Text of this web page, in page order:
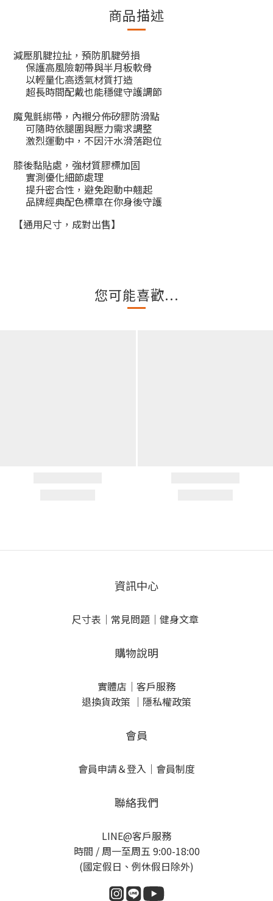
商品描述
減壓肌腱拉扯，預防肌腱勞損
保護高風險韌帶與半月板軟骨
以輕量化高透氣材質打造
超長時間配戴也能穩健守護調節
魔鬼氈綁帶，內襯分佈矽膠防滑點
可隨時依腿圍與壓力需求調整
激烈運動中，不因汗水滑落跑位
膝後黏貼處，強材質膠標加固
實測優化細節處理
提升密合性，避免跑動中翹起
品牌經典配色標章在你身後守護
【通用尺寸，成對出售】
您可能喜歡...
資訊中心
尺寸表 ｜ 常見問題 ｜ 健身文章
購物說明
實體店 ｜ 客戶服務
退換貨政策 ｜ 隱私權政策
會員
會員申請＆登入 ｜ 會員制度
聯絡我們
LINE@客戶服務
時間 / 周一至周五 9:00-18:00
(國定假日、例休假日除外)